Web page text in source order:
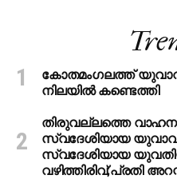
കോതമംഗലത്ത്
നിലയിൽ കണ്ടെത്തി
തിരുവല്ലത്തെ
സ്വദേശിയായ
സ്വദേശിയായ
വഴിത്തിരിവ്;പ്രതി